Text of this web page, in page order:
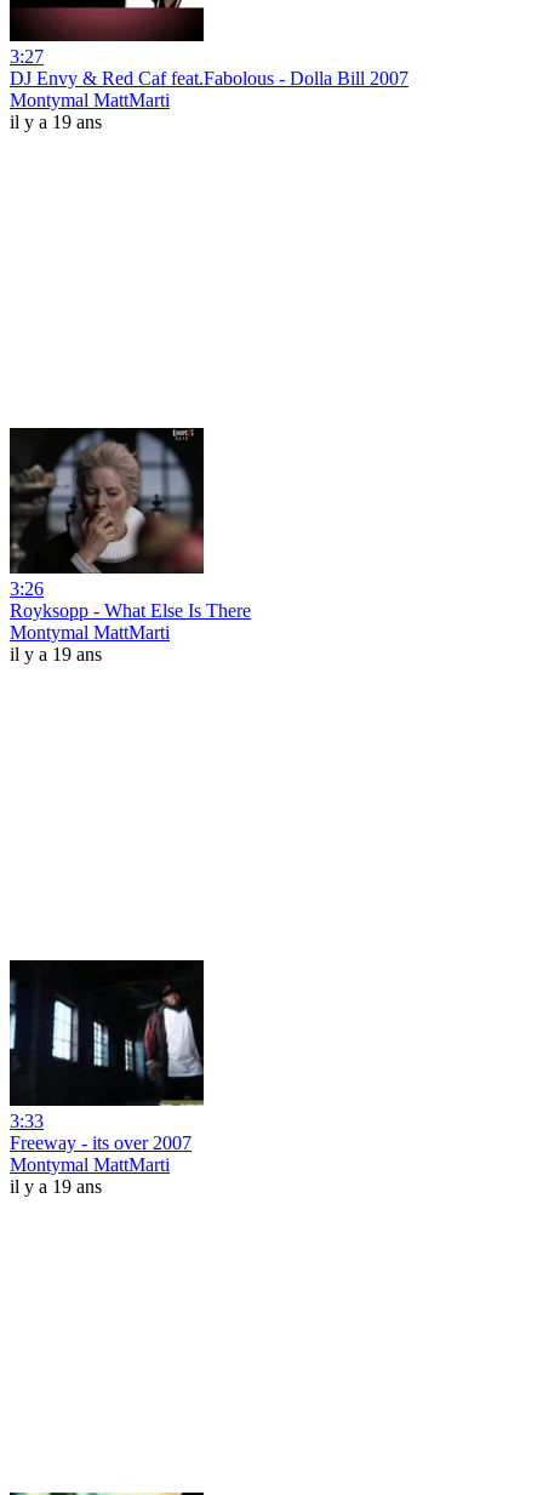
3:27
DJ Envy & Red Caf feat.Fabolous - Dolla Bill 2007
Montymal MattMarti
il y a 19 ans
3:26
Royksopp - What Else Is There
Montymal MattMarti
il y a 19 ans
3:33
Freeway - its over 2007
Montymal MattMarti
il y a 19 ans